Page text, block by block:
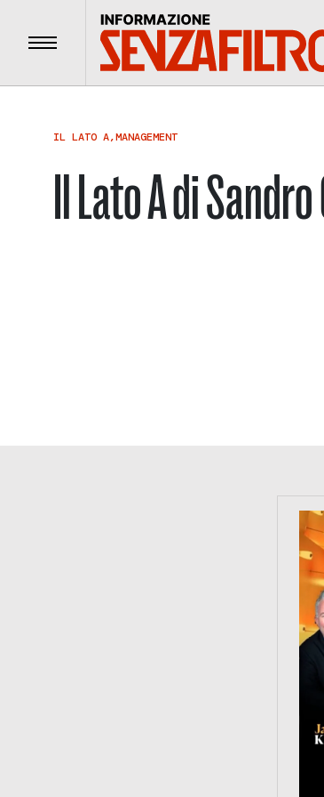
Menu
IL LATO A,MANAGEMENT
Il Lato A di